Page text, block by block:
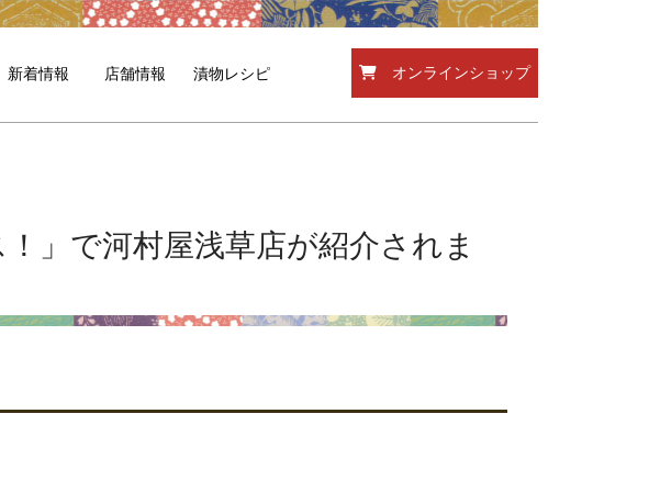
新着情報 店舗情報 漬物レシピ オンラインショップ
」で河村屋浅草店が紹介されま